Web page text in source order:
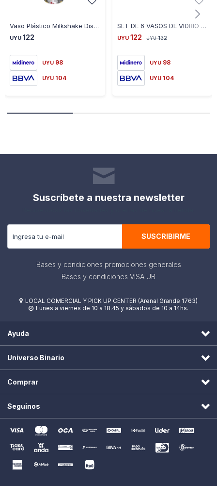
Vaso Plástico Milkshake Disney con Forma y Pajita 500ML - MICKEY
UYU 122
UYU 98
UYU 104
SET DE 6 VASOS DE VIDRIO 200ML RYGX055
UYU 122 UYU 132
UYU 98
UYU 104
Suscríbete a nuestra newsletter
SUSCRIBIRME
Bases y condiciones promociones generales
Bases y condiciones VISA UB
 LOCAL COMERCIAL Y PICK UP CENTER (Arenal Grande 1763)
 Lunes a viernes de 10 a 18.45 y sábados de 10 a 14hs.
Ayuda
Universo Binario
Comprar
Seguinos